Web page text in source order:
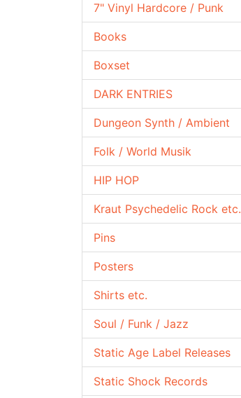
7" Vinyl Hardcore / Punk
Books
Boxset
DARK ENTRIES
Dungeon Synth / Ambient
Folk / World Musik
HIP HOP
Kraut Psychedelic Rock etc.
Pins
Posters
Shirts etc.
Soul / Funk / Jazz
Static Age Label Releases
Static Shock Records